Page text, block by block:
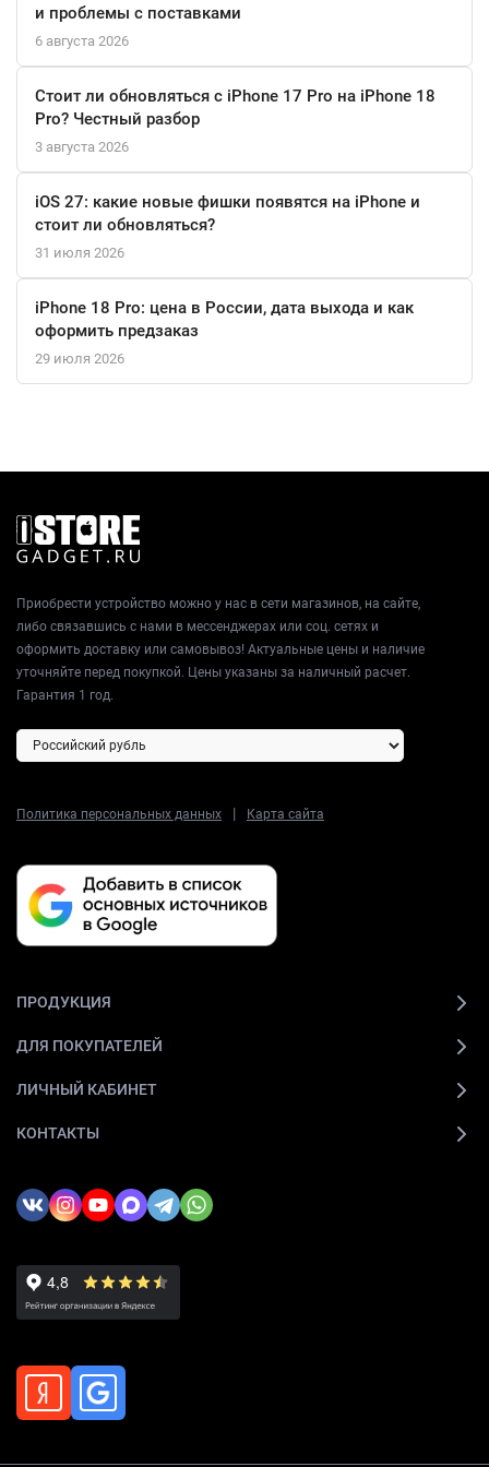
за 2 часа с помощью удобного USB-кабеля Type-C. А если вам
нужна быстрая подзарядка, 5 минут обеспечат вам 3
дополнительных часа музыки. Благодаря продолжительному
времени работы от батареи вы легко справитесь с
напряженной неделей их использования, и при этом у вас
будет достаточно звука JBL Pure Bass Sound, чтобы провести
выходные.
VoiceAware
чтобы слышать себя, когда говорите. С VoiceAware вы можете
Приложение JBL Headphones
Приложение JBL Headphones позволяет наслаждаться
музыкой так, как удобно вам. Вы можете индивидуально
и проблемы с поставками
6 августа 2026
Стоит ли обновляться с iPhone 17 Pro на iPhone 18
Pro? Честный разбор
3 августа 2026
iOS 27: какие новые фишки появятся на iPhone и
стоит ли обновляться?
31 июля 2026
iPhone 18 Pro: цена в России, дата выхода и как
оформить предзаказ
29 июля 2026
Приобрести устройство можно у нас в сети магазинов, на сайте,
либо связавшись с нами в мессенджерах или соц. сетях и
оформить доставку или самовывоз! Актуальные цены и наличие
уточняйте перед покупкой. Цены указаны за наличный расчет.
Гарантия 1 год.
Политика персональных данных | Карта сайта
ПРОДУКЦИЯ
ДЛЯ ПОКУПАТЕЛЕЙ
ЛИЧНЫЙ КАБИНЕТ
КОНТАКТЫ